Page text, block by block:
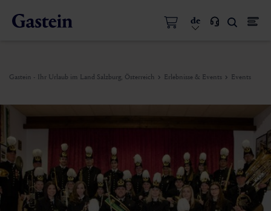
de
Gastein - Ihr Urlaub im Land Salzburg, Österreich Erlebnisse & Events Events